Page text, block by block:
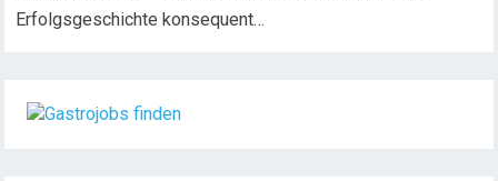
Erfolgsgeschichte konsequent…